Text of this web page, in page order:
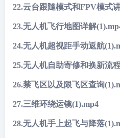
22.云台跟隨模式和FPV模式
23.无人机飞行地图详解
24.无人机超视距手动返航
25.无人机自助寄修和换新流
26.禁飞区以及限飞区查询
27.三维环绕运镜(1).mp4
28.无人机手上起飞与降落